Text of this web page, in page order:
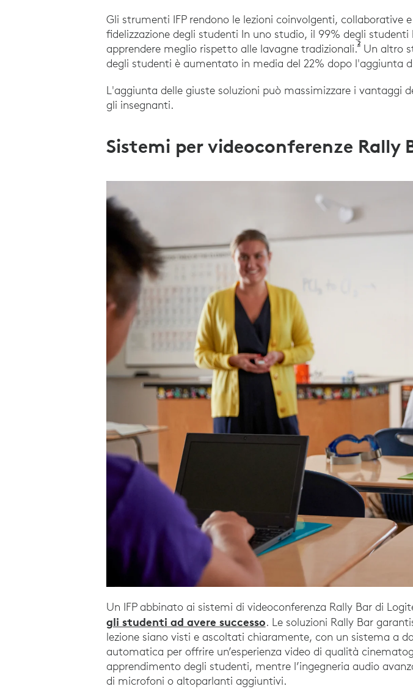
Gli strumenti IFP rendono le lezioni coinvolgenti,
fidelizzazione degli studenti In uno studio, il 99% degli
apprendere meglio rispetto alle lavagne tradizionali.2Amolo,
Un altro
degli studenti è aumentato in media del 22% dopo l'aggiunta
L'aggiunta delle giuste soluzioni può massimizzare i vantaggi
gli insegnanti.
Sistemi per videoconferenze Rally
Un IFP abbinato ai sistemi di videoconferenza Rally Bar di
gli studenti ad avere successo. Le soluzioni Rally Bar
lezione siano visti e ascoltati chiaramente, con un sistema a
automatica per offrire un’esperienza video di qualità
apprendimento degli studenti, mentre l’ingegneria audio
di microfoni o altoparlanti aggiuntivi.